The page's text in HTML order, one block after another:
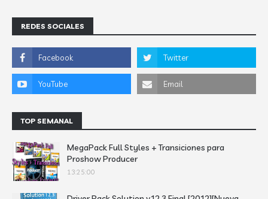
REDES SOCIALES
TOP SEMANAL
MegaPack Full Styles + Transiciones para
Proshow Producer
13:25:00